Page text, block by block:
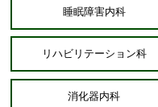
睡眠障害内科
リハビリテーション科
消化器内科